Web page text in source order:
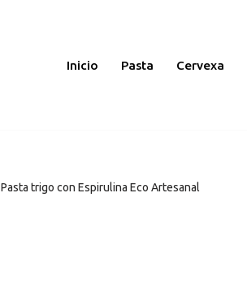
Inicio Pasta Cervexa
Pasta trigo con Espirulina Eco Artesanal